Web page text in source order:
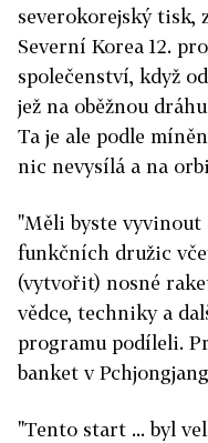
severokorejský tisk,
Severní Korea 12.
společenství, když
jež na oběžnou
Ta je ale podle
nic nevysílá a na
"Měli byste vyvinout
funkčních družic
(vytvořit) nosné
vědce, techniky a
programu podíleli.
banket v
"Tento start ... byl